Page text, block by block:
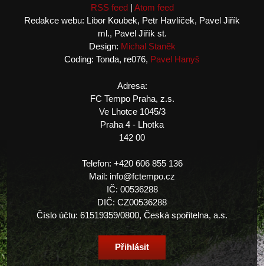
RSS feed| Atom feed
Redakce webu: Libor Koubek, Petr Havlíček, Pavel Jiřík
ml., Pavel Jiřík st.
Design: Michal Staněk
Coding: Tonda, re076, Pavel Hanyš
Adresa:
FC Tempo Praha, z.s.
Ve Lhotce 1045/3
Praha 4 - Lhotka
142 00
Telefon: +420 606 855 136
Mail: info@fctempo.cz
IČ: 00536288
DIČ: CZ00536288
Číslo účtu: 61519359/0800, Česká spořitelna, a.s.
Přihlásit